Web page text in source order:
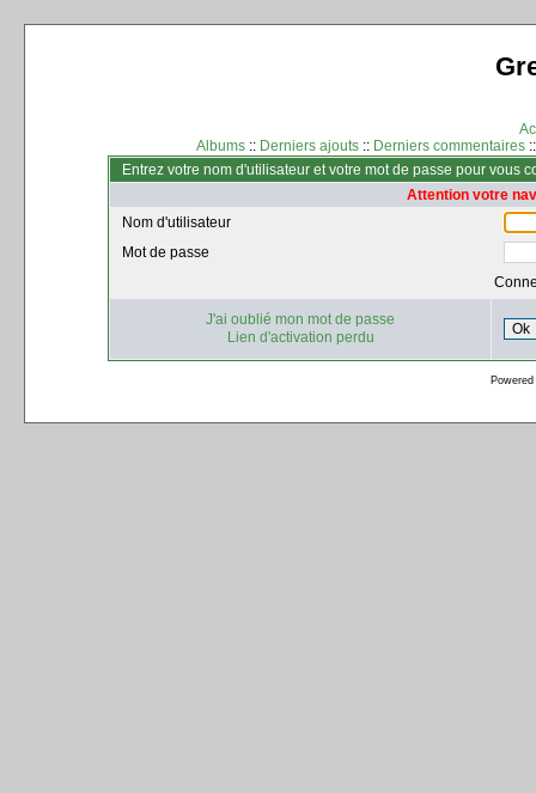
Albums :: Derniers ajouts :: Derniers commentaires
Entrez votre nom d'utilisateur et votre mot de passe pour vous
Attention votre
Nom d'utilisateur
Mot de passe
J'ai oublié mon mot de passe
Lien d'activation perdu
Ok